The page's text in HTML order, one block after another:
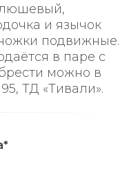
и язычок
подвижные.
в паре с
можно в
ТД «Тивали».